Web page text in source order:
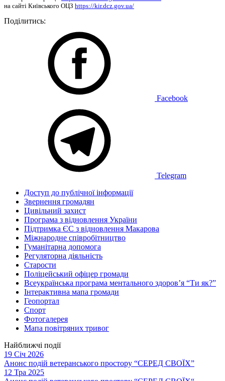
на сайті Київського ОЦЗ https://kir.dcz.gov.ua/
Поділитись:
Facebook
Telegram
Доступ до публічної інформації
Звернення громадян
Цивільний захист
Програма з відновлення України
Підтримка ЄС з відновлення Макарова
Міжнародне співробітництво
Гуманітарна допомога
Регуляторна діяльність
Старости
Поліцейський офіцер громади
Всеукраїнська програма ментального здоров’я “Ти як?”
Інтерактивна мапа громади
Геопортал
Спорт
Фотогалерея
Мапа повітряних тривог
Найближчі події
19 Січ 2026
Анонс подій ветеранського простору “СЕРЕД СВОЇХ”
12 Тра 2025